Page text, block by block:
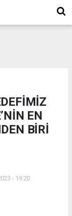
EN
BİRİ
- 19:20